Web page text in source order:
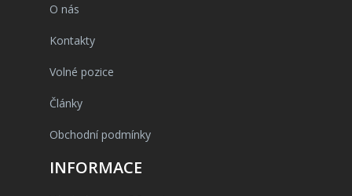
O nás
Kontakty
Volné pozice
Články
Obchodní podmínky
INFORMACE